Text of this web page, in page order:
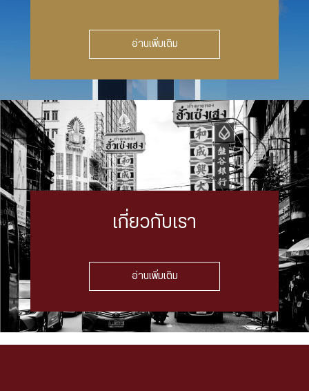
อ่านเพิ่มเติม
เกี่ยวกับเรา
อ่านเพิ่มเติม